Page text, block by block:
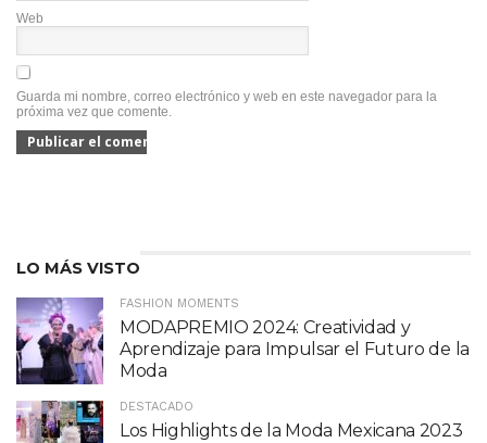
Web
Guarda mi nombre, correo electrónico y web en este navegador para la
próxima vez que comente.
LO MÁS VISTO
FASHION MOMENTS
MODAPREMIO 2024: Creatividad y
Aprendizaje para Impulsar el Futuro de la
Moda
DESTACADO
Los Highlights de la Moda Mexicana 2023